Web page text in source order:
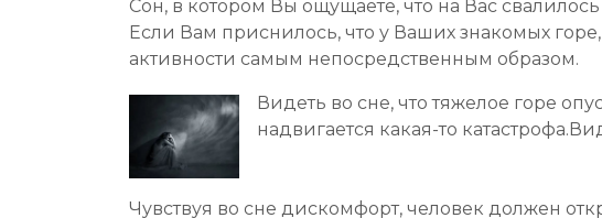
Сон, в котором Вы ощущаете, что на Вас
Если Вам приснилось, что у Ваших знакомых
активности самым непосредственным образом.
Видеть во сне, что тяжелое горе
надвигается какая-то
Чувствуя во сне дискомфорт, человек должен